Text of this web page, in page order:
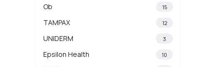
Ob 15
TAMPAX 12
UNIDERM 3
Epsilon Health 10